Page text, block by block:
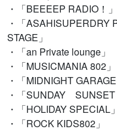
・「BEEEEP RADIO！」
・「ASAHISUPERDRY
STAGE」
・「an Private lounge」
・「MUSICMANIA 802」
・「MIDNIGHT GARAGE
・「SUNDAY
・「HOLIDAY SPECIAL
・「ROCK KIDS802」